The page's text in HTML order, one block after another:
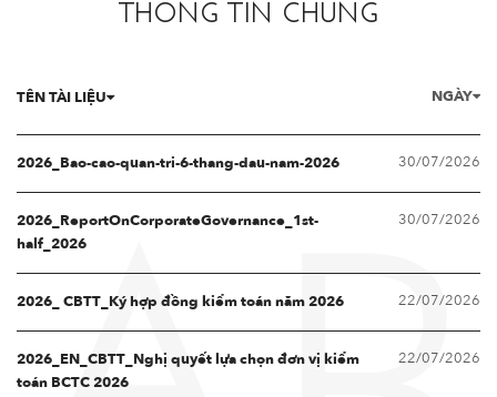
THÔNG TIN CHUNG
TÊN TÀI LIỆU NGÀY
2026_Bao-cao-quan-tri-6-thang-dau-nam-2026 30/07/2026
2026_ReportOnCorporateGovernance_1st-
half_2026
30/07/2026
2026_ CBTT_Ký hợp đồng kiểm toán năm 2026 22/07/2026
2026_EN_CBTT_Nghị quyết lựa chọn đơn vị kiểm
toán BCTC 2026
22/07/2026